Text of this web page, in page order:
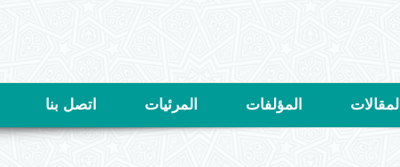
المقالات المؤلفات المرئيات اتصل بنا